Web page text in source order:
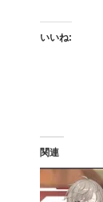
いいね:
関連